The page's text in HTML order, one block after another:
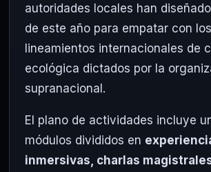
autoridades locales han
de este año para empatar con los
lineamientos internacionales de
ecológica dictados por la
supranacional.
El plano de actividades incluye
módulos divididos en
inmersivas, charlas